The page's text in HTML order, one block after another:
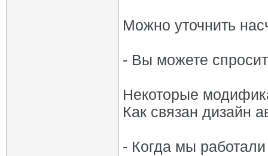
Можно уточнить
- Вы можете
Некоторые
Как связан дизайн
- Когда мы